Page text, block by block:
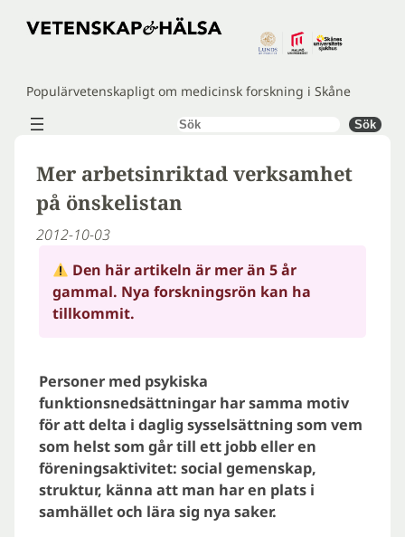
Hoppa
Populärvetenskapligt om medicinsk forskning i Skåne
Sök Sök
Mer arbetsinriktad verksamhet
på önskelistan
2012-10-03
Den här artikeln är mer än 5 år
gammal. Nya forskningsrön kan ha
tillkommit.
Personer med psykiska
funktionsnedsättningar har samma motiv
för att delta i daglig sysselsättning som vem
som helst som går till ett jobb eller en
föreningsaktivitet: social gemenskap,
struktur, känna att man har en plats i
samhället och lära sig nya saker.